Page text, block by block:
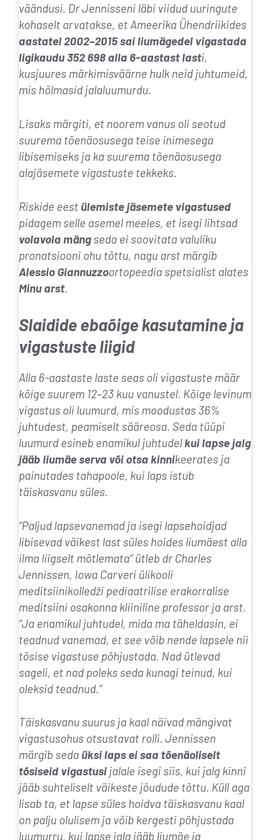
väändusi. Dr Jennisseni läbi viidud uuringute
kohaselt arvatakse, et Ameerika Ühendriikides
aastatel 2002–2015 sai liumägedel vigastada
ligikaudu 352 698 alla 6-aastast lasti,
kusjuures märkimisväärne hulk neid juhtumeid,
mis hõlmasid jalaluumurdu.
Lisaks märgiti, et noorem vanus oli seotud
suurema tõenäosusega teise inimesega
libisemiseks ja ka suurema tõenäosusega
alajäsemete vigastuste tekkeks.
Riskide eest ülemiste jäsemete vigastused
pidagem selle asemel meeles, et isegi lihtsad
volavola mängseda ei soovitata valuliku
pronatsiooni ohu tõttu, nagu arst märgib
Alessio Giannuzzoortopeedia spetsialist alates
Minu arst.
Slaidide ebaõige kasutamine ja
vigastuste liigid
Alla 6-aastaste laste seas oli vigastuste määr
kõige suurem 12–23 kuu vanustel. Kõige levinum
vigastus oli luumurd, mis moodustas 36%
juhtudest, peamiselt sääreosa. Seda tüüpi
luumurd esineb enamikul juhtudelkui lapse jalg
jääb liumäe serva või otsa kinnikeerates ja
painutades tahapoole, kui laps istub
täiskasvanu süles.
“Paljud lapsevanemad ja isegi lapsehoidjad
libisevad väikest last süles hoides liumäest alla
ilma liigselt mõtlemata“ ütleb dr Charles
Jennissen, Iowa Carveri ülikooli
meditsiinikolledži pediaatrilise erakorralise
meditsiini osakonna kliiniline professor ja arst.
“Ja enamikul juhtudel, mida ma täheldasin, ei
teadnud vanemad, et see võib nende lapsele nii
tõsise vigastuse põhjustada. Nad ütlevad
sageli, et nad poleks seda kunagi teinud, kui
oleksid teadnud. “
Täiskasvanu suurus ja kaal näivad mängivat
vigastusohus otsustavat rolli. Jennissen
märgib seda üksi laps ei saa tõenäoliselt
tõsiseid vigastusi jalale isegi siis, kui jalg kinni
jääb suhteliselt väikeste jõudude tõttu. Küll aga
lisab ta, et lapse süles hoidva täiskasvanu kaal
on palju olulisem ja võib kergesti põhjustada
luumurru, kui lapse jalg jääb liumäe ja